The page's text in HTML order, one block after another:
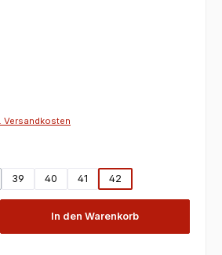
Versandkosten
nicht verfügbar.)
ist zurzeit nicht verfügbar.)
Option ist zurzeit nicht verfügbar.)
39 40 41 42
In den Warenkorb